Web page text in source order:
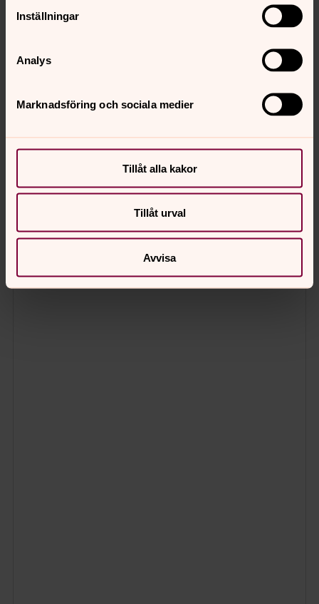
Inställningar
Analys
Marknadsföring och sociala medier
Tillåt alla kakor
Tillåt urval
Avvisa